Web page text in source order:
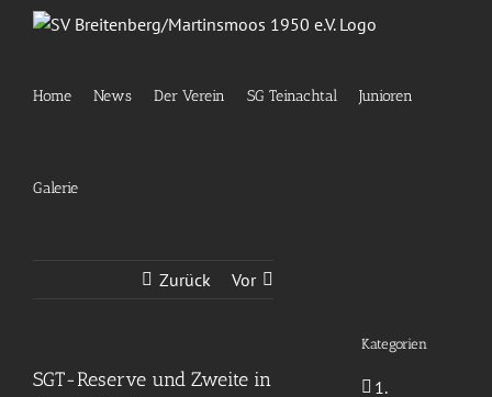
Home News Der Verein SG Teinachtal Junioren
Galerie
Zurück Vor
SGT-Reserve und Zweite in
Kategorien
1.